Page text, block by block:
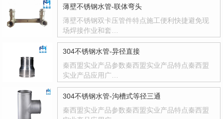
薄壁不锈钢水管-联体弯头
薄壁不锈钢双卡压管件特点施工便利快捷避免现
场焊接作业和套…
304不锈钢水管-异径直接
秦西盟实业产品参数秦西盟实业产品特点秦西盟
实业产品应用广…
304不锈钢水管-沟槽式等径三通
秦西盟实业产品参数秦西盟实业产品特点秦西盟